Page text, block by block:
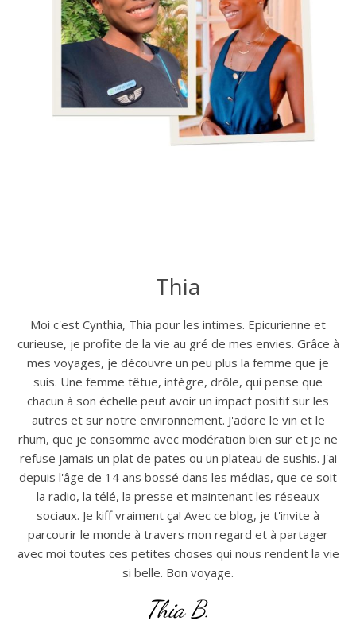
Thia
Moi c'est Cynthia, Thia pour les intimes. Epicurienne et
curieuse, je profite de la vie au gré de mes envies. Grâce à
mes voyages, je découvre un peu plus la femme que je
suis. Une femme têtue, intègre, drôle, qui pense que
chacun à son échelle peut avoir un impact positif sur les
autres et sur notre environnement. J'adore le vin et le
rhum, que je consomme avec modération bien sur et je ne
refuse jamais un plat de pates ou un plateau de sushis. J'ai
depuis l'âge de 14 ans bossé dans les médias, que ce soit
la radio, la télé, la presse et maintenant les réseaux
sociaux. Je kiff vraiment ça! Avec ce blog, je t'invite à
parcourir le monde à travers mon regard et à partager
avec moi toutes ces petites choses qui nous rendent la vie
si belle. Bon voyage.
Thia B.